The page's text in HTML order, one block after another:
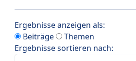
Ergebnisse anzeigen als:
Beiträge
Themen
Ergebnisse sortieren nach: